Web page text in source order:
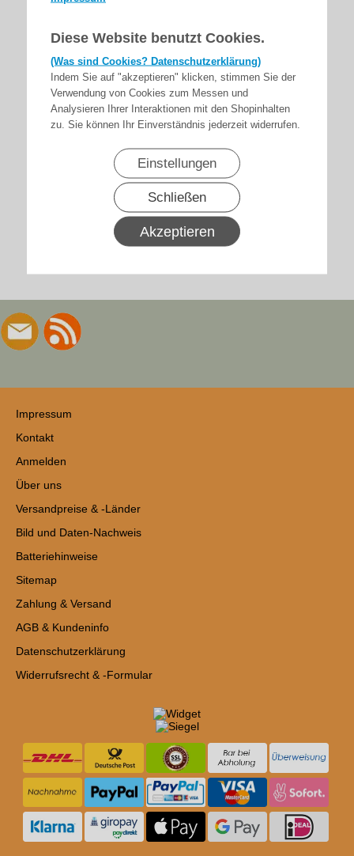
Diese Website benutzt Cookies.
(Was sind Cookies? Datenschutzerklärung)
Indem Sie auf "akzeptieren" klicken, stimmen Sie der
Verwendung von Cookies zum Messen und
Analysieren Ihrer Interaktionen mit den Shopinhalten
zu. Sie können Ihr Einverständnis jederzeit widerrufen.
Einstellungen
Schließen
Akzeptieren
Impressum
Kontakt
Anmelden
Über uns
Versandpreise & -Länder
Bild und Daten-Nachweis
Batteriehinweise
Sitemap
Zahlung & Versand
AGB & Kundeninfo
Datenschutzerklärung
Widerrufsrecht & -Formular